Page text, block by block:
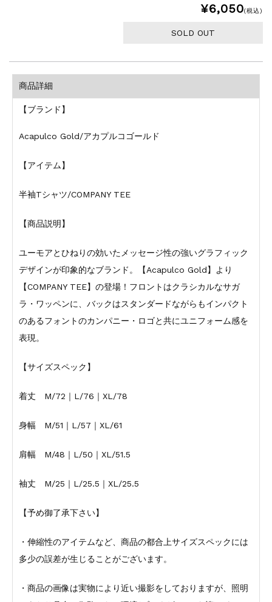
¥6,050(税込)
SOLD OUT
商品詳細
【ブランド】
Acapulco Gold/アカプルコゴールド
【アイテム】
半袖Tシャツ/COMPANY TEE
【商品説明】
ユーモアとひねりの効いたメッセージ性の強いグラフィック
デザインが印象的なブランド。【Acapulco Gold】より
【COMPANY TEE】の登場！フロントはクラシカルなサガ
ラ・ワッペンに、バックはスタンダードながらもインパクト
のあるフォントのカンパニー・ロゴと共にユニフォーム感を
表現。
【サイズスペック】
着丈 M/72｜L/76｜XL/78
身幅 M/51｜L/57｜XL/61
肩幅 M/48｜L/50｜XL/51.5
袖丈 M/25｜L/25.5｜XL/25.5
【予め御了承下さい】
・伸縮性のアイテムなど、商品の都合上サイズスペックには
多少の誤差が生じることがございます。
・商品の画像は実物により近い撮影をしておりますが、照明